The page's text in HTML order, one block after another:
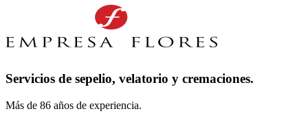
Servicios de sepelio, velatorio y cremaciones.
Más de 86 años de experiencia.